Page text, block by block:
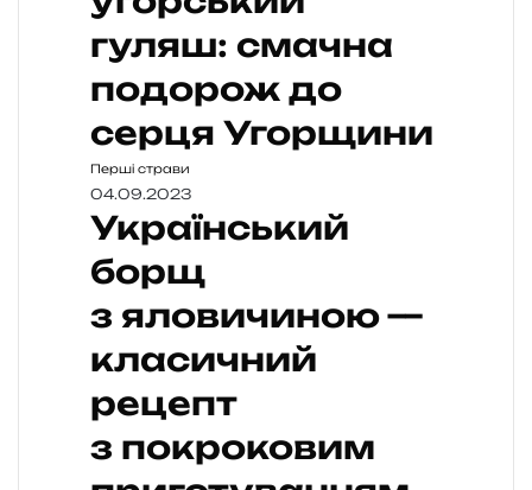
гуляш: смачна
подорож до
серця Угорщини
Перші страви
04.09.2023
Український
борщ
з яловичиною —
класичний
рецепт
з покроковим